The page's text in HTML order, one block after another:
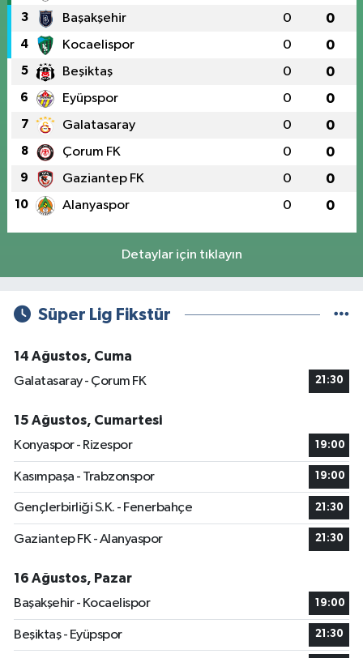
3 Başakşehir 0 0
4 Kocaelispor 0 0
5 Beşiktaş 0 0
6 Eyüpspor 0 0
7 Galatasaray 0 0
8 Çorum FK 0 0
9 Gaziantep FK 0 0
10 Alanyaspor 0 0
Detaylar için tıklayın
Süper Lig Fikstür
14 Ağustos, Cuma
Galatasaray - Çorum FK
21:30
15 Ağustos, Cumartesi
Konyaspor - Rizespor
19:00
Kasımpaşa - Trabzonspor 19:00
Gençlerbirliği S.K. - Fenerbahçe 21:30
Gaziantep FK - Alanyaspor 21:30
16 Ağustos, Pazar
Başakşehir - Kocaelispor
19:00
Beşiktaş - Eyüpspor 21:30